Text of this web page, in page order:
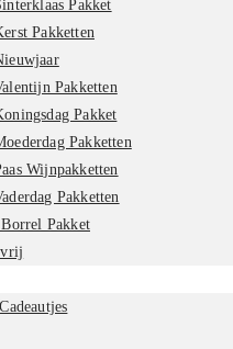
Pakket
Pakketten
Pakketten
Pakket
Pakketten
Wijnpakketten
Pakketten
Pakket